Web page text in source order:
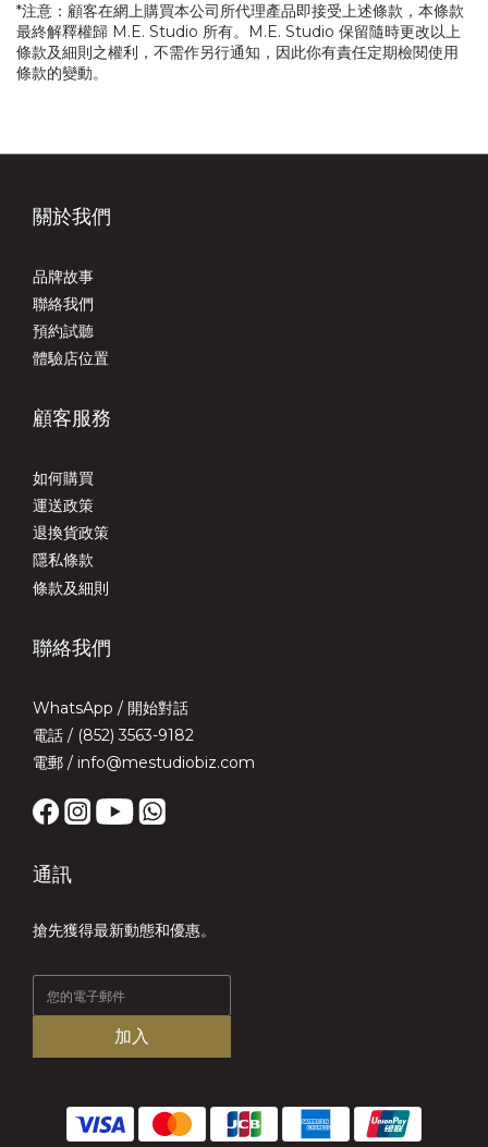
*注意：顧客在網上購買本公司所代理產品即接受上述條款，本條款
最終解釋權歸 M.E. Studio 所有。 M.E. Studio 保留隨時更改以上
條款及細則之權利，不需作另行通知，因此你有責任定期檢閱使用
條款的變動。
關於我們
品牌故事
聯絡我們
預約試聽
體驗店位置
顧客服務
如何購買
運送政策
退換貨政策
隱私條款
條款及細則
聯絡我們
WhatsApp / 開始對話
電話 / (852) 3563-9182
電郵 / info@mestudiobiz.com
通訊
搶先獲得最新動態和優惠。
加入